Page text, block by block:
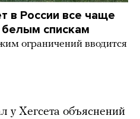
в России все чаще
белым спискам
ограничений вводится
у Хегсета объяснений